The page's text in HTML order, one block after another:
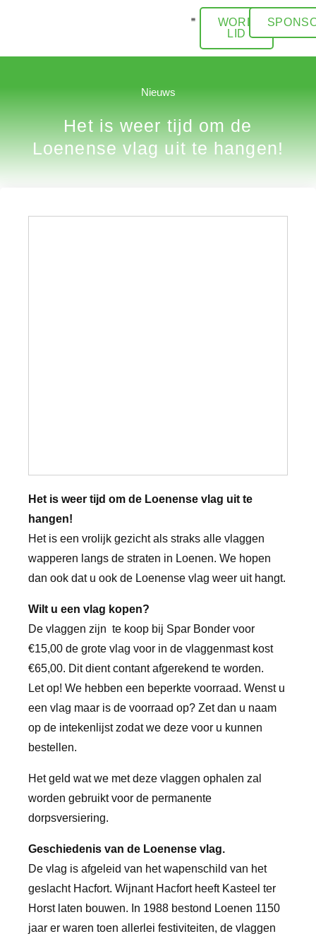
WORD
LID
Nieuws
Het is weer tijd om de
Loenense vlag uit te hangen!
Het is weer tijd om de Loenense vlag uit te
hangen!
Het is een vrolijk gezicht als straks alle vlaggen
wapperen langs de straten in Loenen. We hopen
dan ook dat u ook de Loenense vlag weer uit hangt.
Wilt u een vlag kopen?
De vlaggen zijn te koop bij Spar Bonder voor
€15,00 de grote vlag voor in de vlaggenmast kost
€65,00. Dit dient contant afgerekend te worden.
Let op! We hebben een beperkte voorraad. Wenst u
een vlag maar is de voorraad op? Zet dan u naam
op de intekenlijst zodat we deze voor u kunnen
bestellen.
Het geld wat we met deze vlaggen ophalen zal
worden gebruikt voor de permanente
dorpsversiering.
Geschiedenis van de Loenense vlag.
De vlag is afgeleid van het wapenschild van het
geslacht Hacfort. Wijnant Hacfort heeft Kasteel ter
Horst laten bouwen. In 1988 bestond Loenen 1150
jaar er waren toen allerlei festiviteiten, de vlaggen